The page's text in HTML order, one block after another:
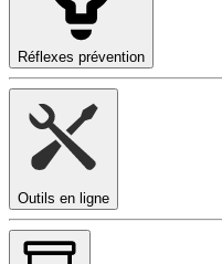
Réflexes prévention
Outils en ligne